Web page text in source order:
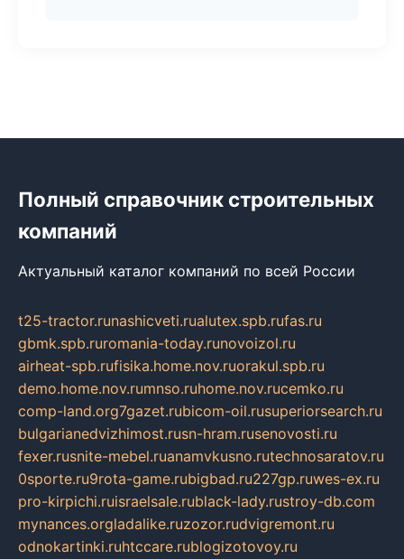
Полный справочник строительных
компаний
Актуальный каталог компаний по всей России
t25-tractor.runashicveti.rualutex.spb.rufas.ru
gbmk.spb.ruromania-today.runovoizol.ru
airheat-spb.rufisika.home.nov.ruorakul.spb.ru
demo.home.nov.rumnso.ruhome.nov.rucemko.ru
comp-land.org7gazet.rubicom-oil.rusuperiorsearch.ru
bulgarianedvizhimost.rusn-hram.rusenovosti.ru
fexer.rusnite-mebel.ruanamvkusno.rutechnosaratov.ru
0sporte.ru9rota-game.rubigbad.ru227gp.ruwes-ex.ru
pro-kirpichi.ruisraelsale.rublack-lady.rustroy-db.com
mynances.orgladalike.ruzozor.rudvigremont.ru
odnokartinki.ruhtccare.rublogizotovoy.ru